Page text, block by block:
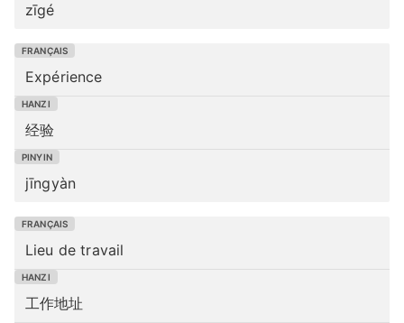
zīgé
Expérience
经验
jīngyàn
Lieu de travail
工作地址